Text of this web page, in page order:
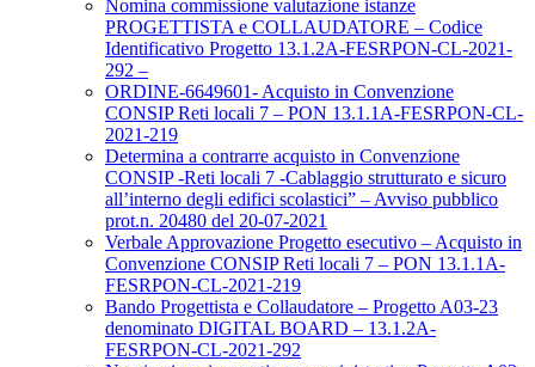
Nomina commissione valutazione istanze
PROGETTISTA e COLLAUDATORE – Codice
Identificativo Progetto 13.1.2A-FESRPON-CL-2021-
292 –
ORDINE-6649601- Acquisto in Convenzione
CONSIP Reti locali 7 – PON 13.1.1A-FESRPON-CL-
2021-219
Determina a contrarre acquisto in Convenzione
CONSIP -Reti locali 7 -Cablaggio strutturato e sicuro
all’interno degli edifici scolastici” – Avviso pubblico
prot.n. 20480 del 20-07-2021
Verbale Approvazione Progetto esecutivo – Acquisto in
Convenzione CONSIP Reti locali 7 – PON 13.1.1A-
FESRPON-CL-2021-219
Bando Progettista e Collaudatore – Progetto A03-23
denominato DIGITAL BOARD – 13.1.2A-
FESRPON-CL-2021-292